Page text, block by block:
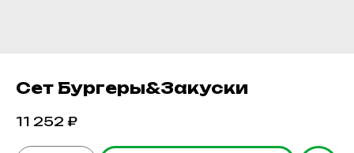
Сет Бургеры&Закуски
11 252 ₽